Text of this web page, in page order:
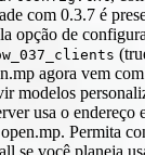
com 0.3.7 é
opção de
agora vem
modelos
usa o endereço
Permita